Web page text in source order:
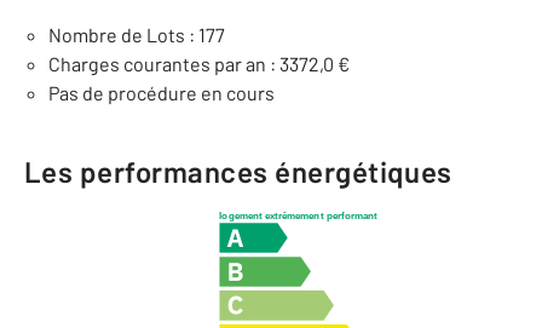
Nombre de Lots : 177
Charges courantes par an : 3372,0 €
Pas de procédure en cours
Les performances énergétiques
logement extrêmement performant